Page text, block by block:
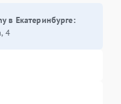
в Екатеринбурге:
4